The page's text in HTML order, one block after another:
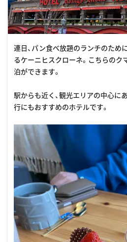
連日、パン食べ放題のランチのため
るケーニヒスクローネ。こちらのク
泊ができます。
駅からも近く、観光エリアの中心に
行にもおすすめのホテルです。